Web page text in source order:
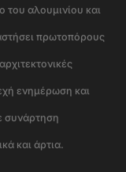
αλουμινίου και
πρωτοπόρους
ενημέρωση και
συνάρτηση
και άρτια.